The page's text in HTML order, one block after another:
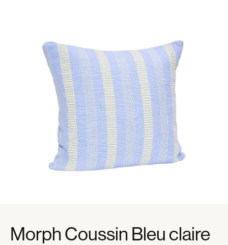
Morph Coussin Bleu claire